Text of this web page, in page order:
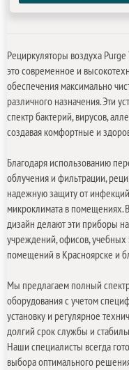
Рециркуляторы воздуха
это современное и
обеспечения максимально
различного назначения. Эти
спектр бактерий, вирусов,
создавая комфортные и
Благодаря использованию
облучения и фильтрации,
надежную защиту от
микроклимата в помещениях.
дизайн делают эти приборы
учреждений, офисов,
помещений в Красноярске и
Мы предлагаем полный
оборудования с учетом
установку и регулярное
долгий срок службы и
Наши специалисты всегда
выбора оптимального